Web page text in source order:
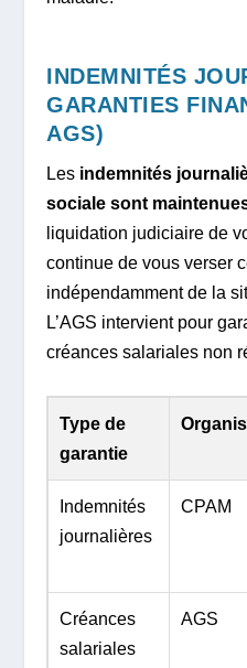
INDEMNITÉS
GARANTIES
AGS)
Les indemnités
sociale sont
liquidation judiciaire de
continue de vous verser
indépendamment de la
L’AGS intervient pour
créances salariales non
Type de
garantie
Indemnités
journalières
CPAM
Créances
salariales
AGS